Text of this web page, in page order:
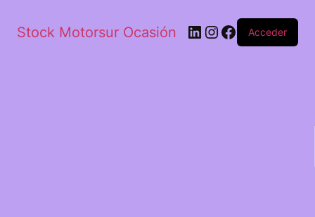
Stock Motorsur Ocasión Acceder